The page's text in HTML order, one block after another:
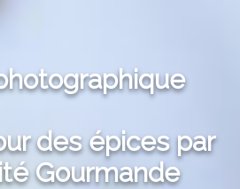
des épices par
Gourmande